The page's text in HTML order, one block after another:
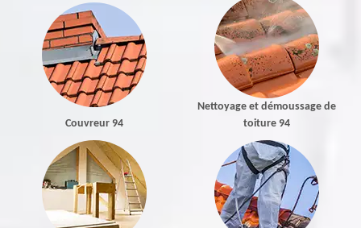
Couvreur 94
Nettoyage et démoussage de
toiture 94